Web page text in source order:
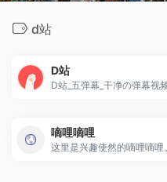
d站
D站
D站_五弹幕_干净の弹幕视
嘀哩嘀哩
这里是兴趣使然的嘀哩嘀哩。